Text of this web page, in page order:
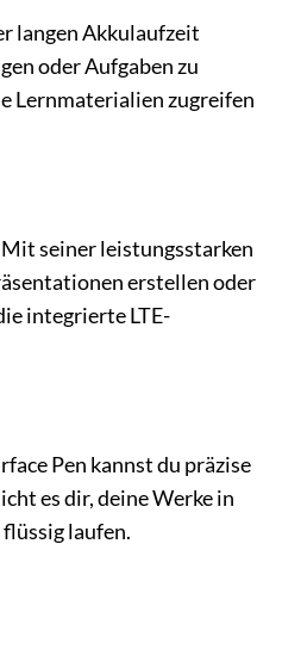
langen Akkulaufzeit
oder Aufgaben zu
Lernmaterialien zugreifen
seiner leistungsstarken
erstellen oder
integrierte LTE-
Pen kannst du präzise
es dir, deine Werke in
laufen.